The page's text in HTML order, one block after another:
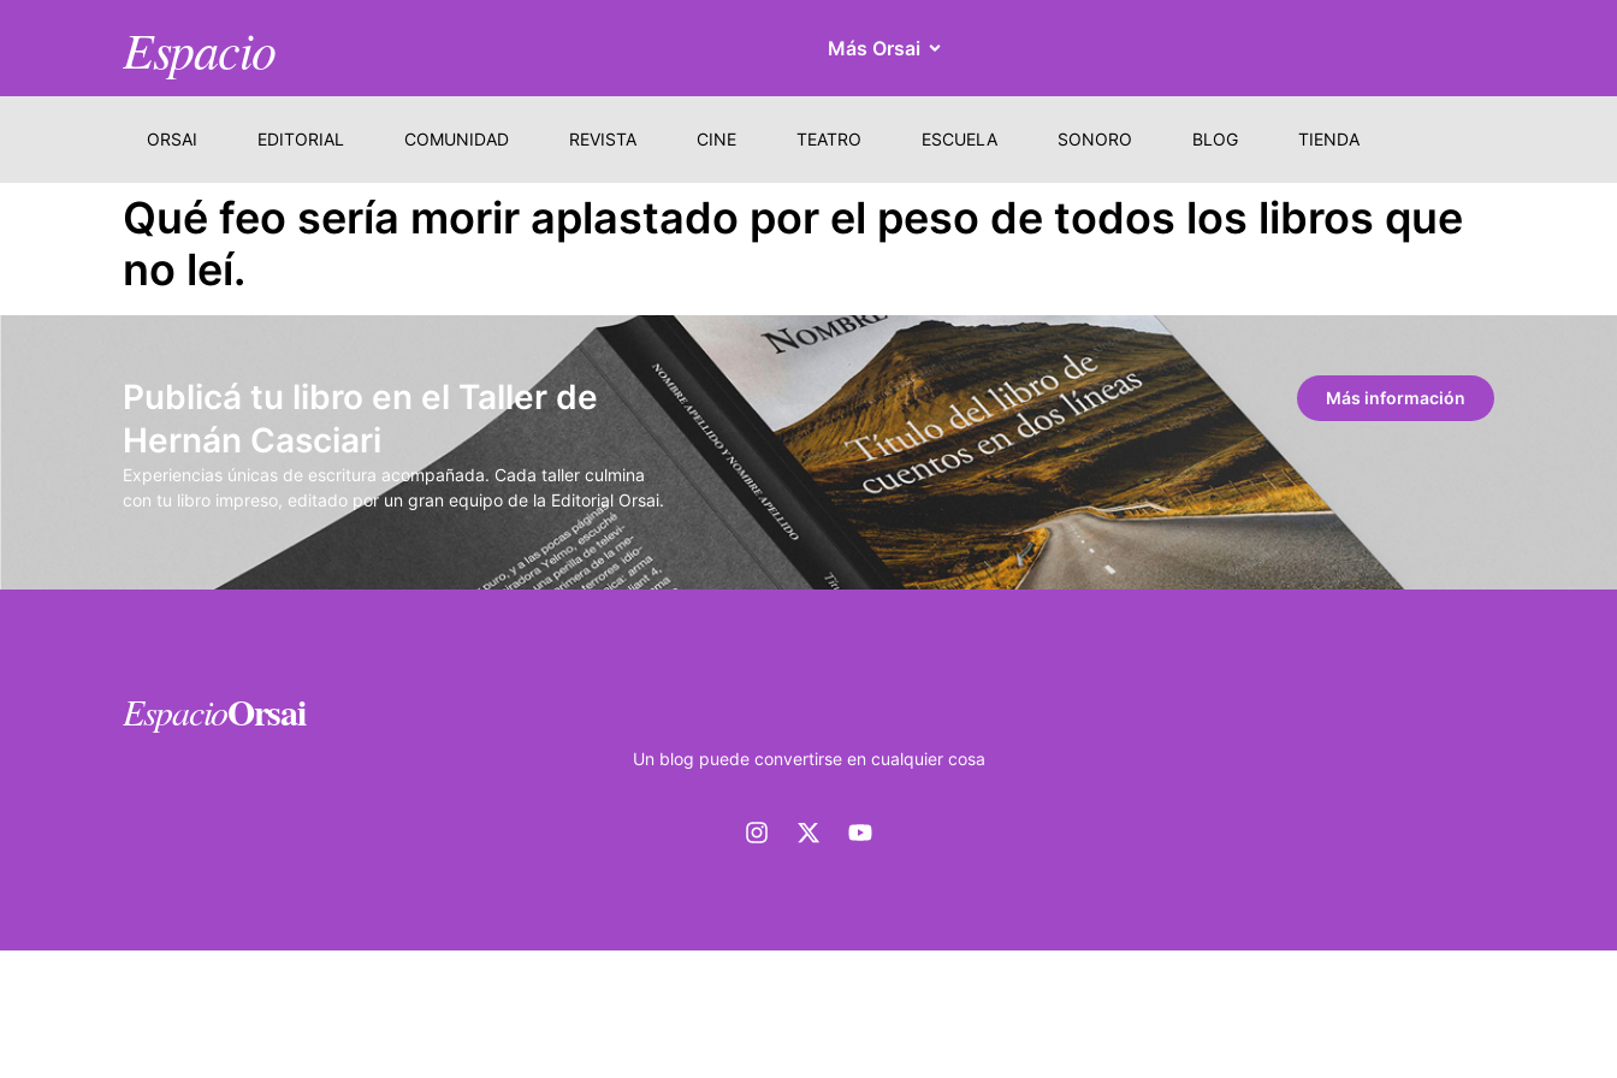
Espacio Más Orsai
ORSAI EDITORIAL COMUNIDAD REVISTA CINE TEATRO ESCUELA SONORO BLOG TIENDA
Qué feo sería morir aplastado por el peso de todos los libros que
no leí.
Publicá tu libro en el Taller de
Hernán Casciari
Experiencias únicas de escritura acompañada. Cada taller culmina
con tu libro impreso, editado por un gran equipo de la Editorial Orsai.
Más información
EspacioOrsai
Un blog puede convertirse en cualquier cosa